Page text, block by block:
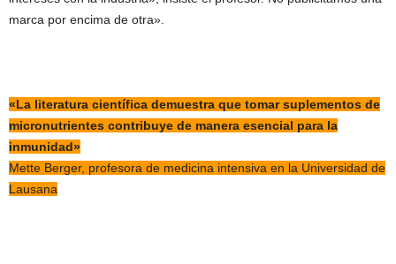
marca por encima de otra».
«La literatura científica demuestra que tomar suplementos de
micronutrientes contribuye de manera esencial para la
inmunidad»
Mette Berger, profesora de medicina intensiva en la Universidad de
Lausana